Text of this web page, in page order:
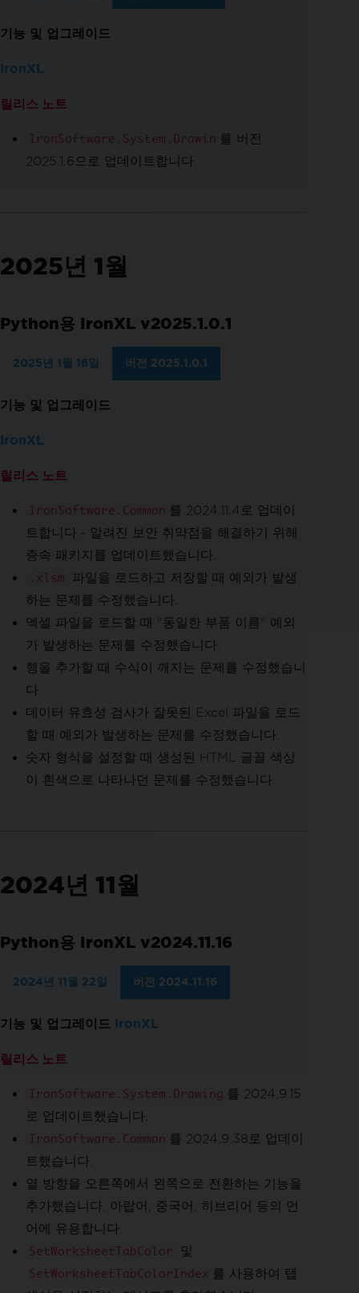
기능 및 업그레이드
IronXL
릴리스 노트
IronSoftware.System.Drawin 를 버전
2025.1.6으로 업데이트합니다.
2025년 1월
Python용 IronXL v2025.1.0.1
2025년 1월 16일 버전 2025.1.0.1
기능 및 업그레이드
IronXL
릴리스 노트
IronSoftware.Common 를 2024.11.4로 업데이
트합니다.- 알려진 보안 취약점을 해결하기 위해
종속 패키지를 업데이트했습니다.
.xlsm
파일을 로드하고 저장할 때 예외가 발생
하는 문제를 수정했습니다.
엑셀 파일을 로드할 때 "동일한 부품 이름" 예외
가 발생하는 문제를 수정했습니다.
행을 추가할 때 수식이 깨지는 문제를 수정했습니
다.
데이터 유효성 검사가 잘못된 Excel 파일을 로드
할 때 예외가 발생하는 문제를 수정했습니다.
숫자 형식을 설정할 때 생성된 HTML 글꼴 색상
이 흰색으로 나타나던 문제를 수정했습니다.
2024년 11월
Python용 IronXL v2024.11.16
2024년 11월 22일 버전 2024.11.16
기능 및 업그레이드 IronXL
릴리스 노트
IronSoftware.System.Drawing 를 2024.9.15
로 업데이트했습니다.
IronSoftware.Common 를 2024.9.38로 업데이
트했습니다.
열 방향을 오른쪽에서 왼쪽으로 전환하는 기능을
추가했습니다. 아랍어, 중국어, 히브리어 등의 언
어에 유용합니다.
SetWorksheetTabColor 및
SetWorksheetTabColorIndex 를 사용하여 탭